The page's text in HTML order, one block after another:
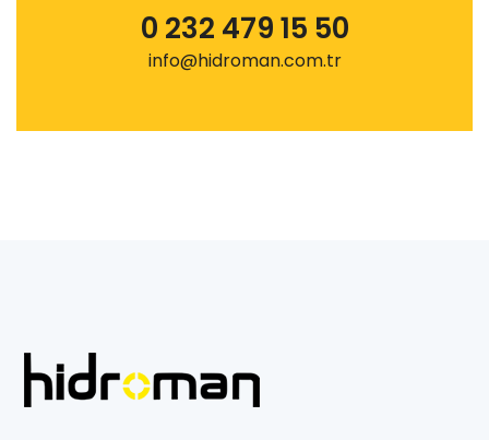
0 232 479 15 50
info@hidroman.com.tr